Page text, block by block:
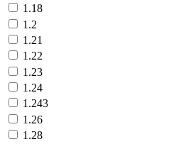
1.18
1.2
1.21
1.22
1.23
1.24
1.243
1.26
1.28